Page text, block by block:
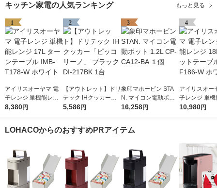
キッチン家電の人気ランキング もっと見る
1
アイリスオーヤマ 電
子レンジ 単機能レン
ジ 17L ターンテーブ
8,380円
2
【アウトレット】ドリ
テック IHクッカー
「ピッコリーノ」 ブ
5,586円
3
象印マホービン STA
N. マイコン電動ポッ
ト 1.2L CP-CA12-BA
16,258円
4
アイリスオー
子レンジ 単機
ジ 18L フラッ
10,980円
LOHACOからのおすすめPRアイテム